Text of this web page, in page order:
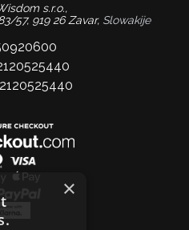
s.r.o.,
57, 919 26 Zavar, Slowakije
×